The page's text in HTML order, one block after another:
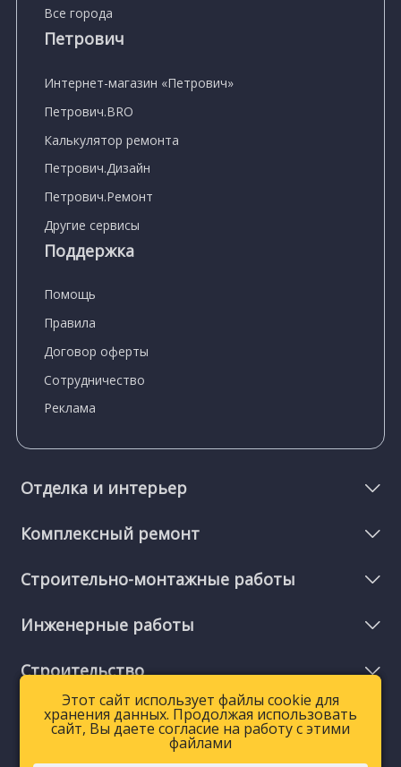
Все города
Петрович
Интернет-магазин «Петрович»
Петрович.BRO
Калькулятор ремонта
Петрович.Дизайн
Петрович.Ремонт
Другие сервисы
Поддержка
Помощь
Правила
Договор оферты
Сотрудничество
Реклама
Отделка и интерьер
Комплексный ремонт
Строительно-монтажные работы
Инженерные работы
Строительство
Мелкий ремонт и услуги
Благоустройство территорий
Этот сайт использует файлы cookie для
хранения данных. Продолжая использовать
сайт, Вы даете согласие на работу с этими
файлами
Этот сайт использует файлы cookie для
хранения данных. Продолжая использовать
сайт, Вы даете согласие на работу с этими
файлами